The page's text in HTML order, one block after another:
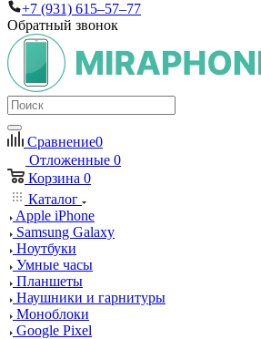
+7 (931) 615‒57‒77
Обратный звонок
Сравнение0
Отложенные 0
Корзина 0
Каталог
Apple iPhone
Samsung Galaxy
Ноутбуки
Умные часы
Планшеты
Наушники и гарнитуры
Моноблоки
Google Pixel